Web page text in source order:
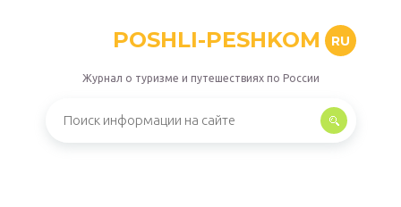
POSHLI-PESHKOM RU
Журнал о туризме и путешествиях по России